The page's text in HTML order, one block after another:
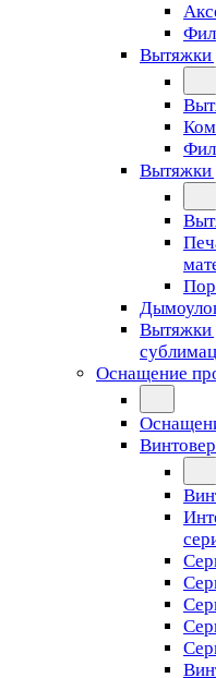
Вытяжки
Вытяжки
Вытяжки
Оснащение